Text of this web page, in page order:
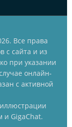
Все права
с сайта и из
при указании
онлайн-
с активной
и GigaChat.